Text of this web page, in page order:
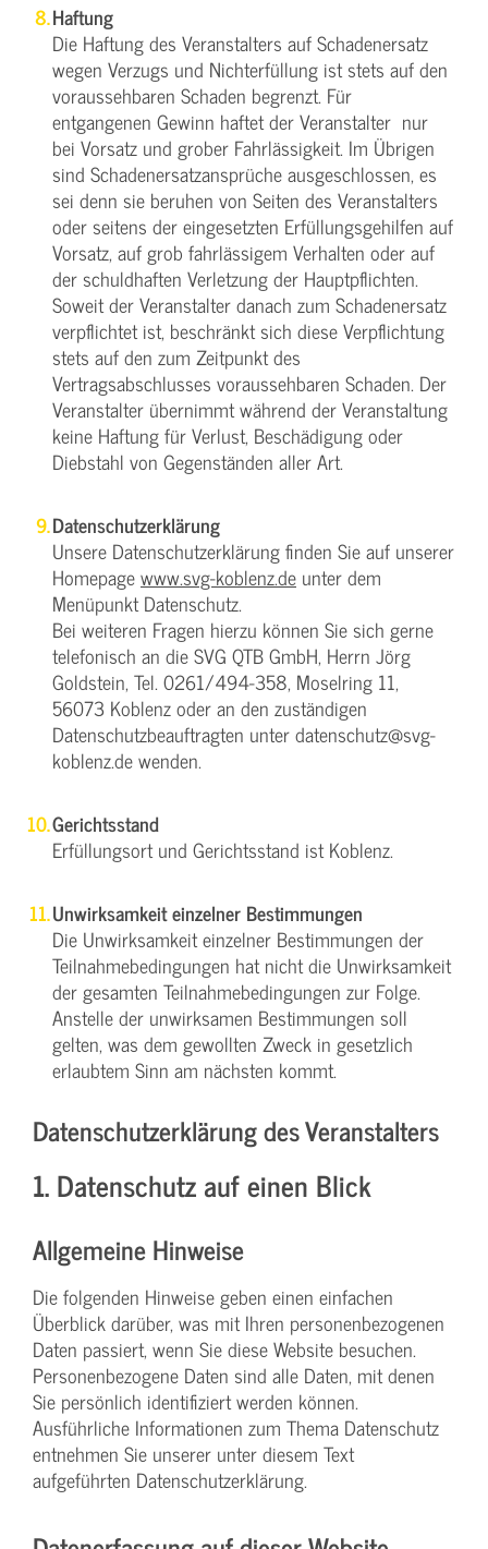
Haftung
Die Haftung des Veranstalters auf Schadenersatz
wegen Verzugs und Nichterfüllung ist stets auf den
voraussehbaren Schaden begrenzt. Für
entgangenen Gewinn haftet der Veranstalter nur
bei Vorsatz und grober Fahrlässigkeit. Im Übrigen
sind Schadenersatzansprüche ausgeschlossen, es
sei denn sie beruhen von Seiten des Veranstalters
oder seitens der eingesetzten Erfüllungsgehilfen auf
Vorsatz, auf grob fahrlässigem Verhalten oder auf
der schuldhaften Verletzung der Hauptpflichten.
Soweit der Veranstalter danach zum Schadenersatz
verpflichtet ist, beschränkt sich diese Verpflichtung
stets auf den zum Zeitpunkt des
Vertragsabschlusses voraussehbaren Schaden. Der
Veranstalter übernimmt während der Veranstaltung
keine Haftung für Verlust, Beschädigung oder
Diebstahl von Gegenständen aller Art.
Datenschutzerklärung
Unsere Datenschutzerklärung finden Sie auf unserer
Homepagewww.svg-koblenz.de unter dem
Menüpunkt Datenschutz.
Bei weiteren Fragen hierzu können Sie sich gerne
telefonisch an die SVG QTB GmbH, Herrn Jörg
Goldstein, Tel. 0261/494-358, Moselring 11,
56073 Koblenz oder an den zuständigen
Datenschutzbeauftragten unter datenschutz@svg-
koblenz.de wenden.
Gerichtsstand
Erfüllungsort und Gerichtsstand ist Koblenz.
Unwirksamkeit einzelner Bestimmungen
Die Unwirksamkeit einzelner Bestimmungen der
Teilnahmebedingungen hat nicht die Unwirksamkeit
der gesamten Teilnahmebedingungen zur Folge.
Anstelle der unwirksamen Bestimmungen soll
gelten, was dem gewollten Zweck in gesetzlich
erlaubtem Sinn am nächsten kommt.
Datenschutzerklärung des Veranstalters
1. Datenschutz auf einen Blick
Allgemeine Hinweise
Die folgenden Hinweise geben einen einfachen
Überblick darüber, was mit Ihren personenbezogenen
Daten passiert, wenn Sie diese Website besuchen.
Personenbezogene Daten sind alle Daten, mit denen
Sie persönlich identifiziert werden können.
Ausführliche Informationen zum Thema Datenschutz
entnehmen Sie unserer unter diesem Text
aufgeführten Datenschutzerklärung.